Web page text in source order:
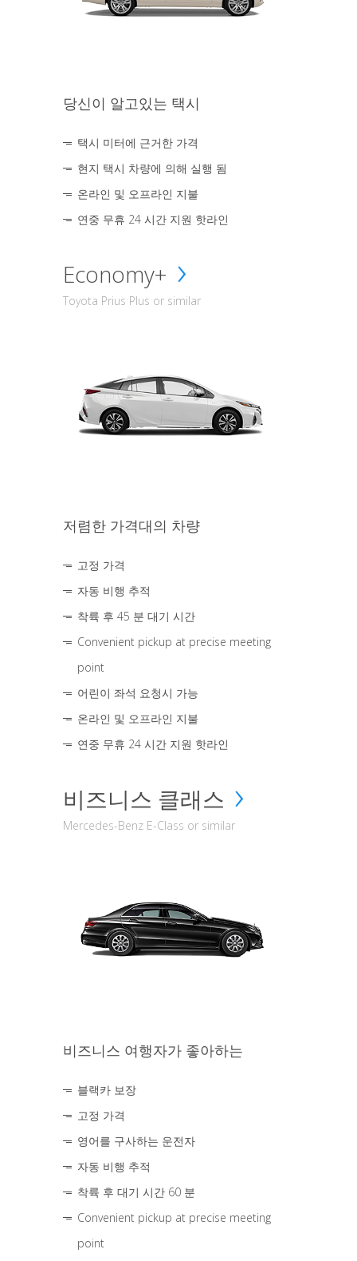
당신이 알고있는 택시
택시 미터에 근거한 가격
현지 택시 차량에 의해 실행 됨
온라인 및 오프라인 지불
연중 무휴 24 시간 지원 핫라인
Economy+
Toyota Prius Plus or similar
저렴한 가격대의 차량
고정 가격
자동 비행 추적
착륙 후 45 분 대기 시간
Convenient pickup at precise meeting
point
어린이 좌석 요청시 가능
온라인 및 오프라인 지불
연중 무휴 24 시간 지원 핫라인
비즈니스 클래스
Mercedes-Benz E-Class or similar
비즈니스 여행자가 좋아하는
블랙카 보장
고정 가격
영어를 구사하는 운전자
자동 비행 추적
착륙 후 대기 시간 60 분
Convenient pickup at precise meeting
point